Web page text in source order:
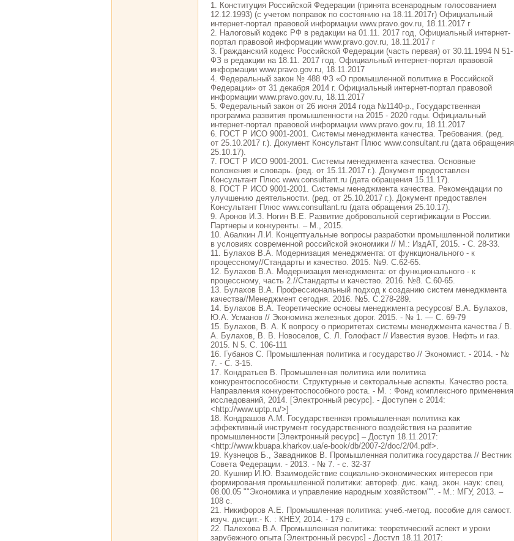
1. Конституция Российской Федерации (принята всенародным голосованием
12.12.1993) (с учетом поправок по состоянию на 18.11.2017г) Официальный
интернет-портал правовой информации www.pravo.gov.ru, 18.11.2017 г
2. Налоговый кодекс РФ в редакции на 01.11. 2017 год, Официальный интернет-
портал правовой информации www.pravo.gov.ru, 18.11.2017 г
3. Гражданский кодекс Российской Федерации (часть первая) от 30.11.1994 N 51-
ФЗ в редакции на 18.11. 2017 год. Официальный интернет-портал правовой
информации www.pravo.gov.ru, 18.11.2017
4. Федеральный закон № 488 ФЗ «О промышленной политике в Российской
Федерации» от 31 декабря 2014 г. Официальный интернет-портал правовой
информации www.pravo.gov.ru, 18.11.2017
5. Федеральный закон от 26 июня 2014 года №1140-р., Государственная
программа развития промышленности на 2015 - 2020 годы. Официальный
интернет-портал правовой информации www.pravo.gov.ru, 18.11.2017
6. ГОСТ Р ИСО 9001-2001. Системы менеджмента качества. Требования. (ред.
от 25.10.2017 г.). Документ Консультант Плюс www.consultant.ru (дата обращения
25.10.17).
7. ГОСТ Р ИСО 9001-2001. Системы менеджмента качества. Основные
положения и словарь. (ред. от 15.11.2017 г.). Документ предоставлен
Консультант Плюс www.consultant.ru (дата обращения 15.11.17).
8. ГОСТ Р ИСО 9001-2001. Системы менеджмента качества. Рекомендации по
улучшению деятельности. (ред. от 25.10.2017 г.). Документ предоставлен
Консультант Плюс www.consultant.ru (дата обращения 25.10.17).
9. Аронов И.З. Ногин В.Е. Развитие добровольной сертификации в России.
Партнеры и конкуренты. – М., 2015.
10. Абалкин Л.И. Концептуальные вопросы разработки промышленной политики
в условиях современной российской экономики // М.: ИздАТ, 2015. - С. 28-33.
11. Булахов В.А. Модернизация менеджмента: от функционального - к
процессному//Стандарты и качество. 2015. №9. С.62-65.
12. Булахов В.А. Модернизация менеджмента: от функционального - к
процессному, часть 2.//Стандарты и качество. 2016. №8. С.60-65.
13. Булахов В.А. Профессиональный подход к созданию систем менеджмента
качества//Менеджмент сегодня. 2016. №5. С.278-289.
14. Булахов В.А. Теоретические основы менеджмента ресурсов/ В.А. Булахов,
Ю.А. Усманов // Экономика железных дорог. 2015. - № 1. — С. 69-79
15. Булахов, В. А. К вопросу о приоритетах системы менеджмента качества / В.
А. Булахов, В. В. Новоселов, С. Л. Голофаст // Известия вузов. Нефть и газ.
2015. N 5. С. 106-111
16. Губанов С. Промышленная политика и государство // Экономист. - 2014. - №
7. - С. 3-15.
17. Кондратьев В. Промышленная политика или политика
конкурентоспособности. Структурные и секторальные аспекты. Качество роста.
Направления конкурентоспособного роста. - М. : Фонд комплексного применения
исследований, 2014. [Электронный ресурс]. - Доступен с 2014:
<http://www.uptp.ru/>]
18. Кондрашов А.М. Государственная промышленная политика как
эффективный инструмент государственного воздействия на развитие
промышленности [Электронный ресурс] – Доступ 18.11.2017:
<http://www.kbuapa.kharkov.ua/e-book/db/2007-2/doc/2/04.pdf>.
19. Кузнецов Б., Завадников В. Промышленная политика государства // Вестник
Совета Федерации. - 2013. - № 7. - с. 32-37
20. Кушнир И.Ю. Взаимодействие социально-экономических интересов при
формирования промышленной политики: автореф. дис. канд. экон. наук: спец.
08.00.05 ""Экономика и управление народным хозяйством"". - М.: МГУ, 2013. –
108 с.
21. Никифоров А.Е. Промышленная политика: учеб.-метод. пособие для самост.
изуч. дисцит.- К. : КНЕУ, 2014. - 179 с.
22. Палехова В.А. Промышленная политика: теоретический аспект и уроки
зарубежного опыта [Электронный ресурс] - Доступ 18.11.2017: